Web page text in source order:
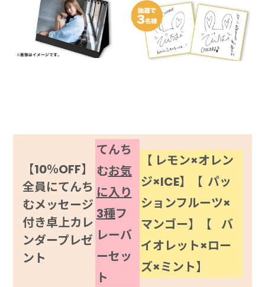
【10％OFF】
全員にてんち
むメッセージ
付き卓上カレ
ンダープレゼ
ント
てんち
むお気
に入り
3種フ
レーバ
ーセッ
ト
【 レモン×オレン
ジ×ICE】【 パッ
ションフルーツ×
マンゴー】【 バ
イオレット×ロー
ズ×ミント】